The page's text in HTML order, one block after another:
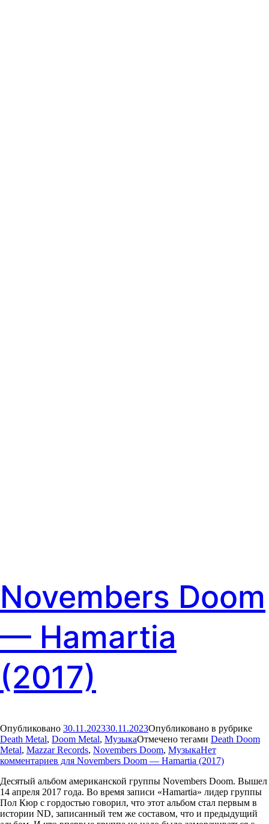
Novembers Doom
— Hamartia
(2017)
Опубликовано 30.11.202330.11.2023Опубликовано в рубрике
Death Metal, Doom Metal, МузыкаОтмечено тегами Death Doom
Metal, Mazzar Records, Novembers Doom, МузыкаНет
комментариев для Novembers Doom — Hamartia (2017)
Десятый альбом американской группы Novembers Doom. Вышел
14 апреля 2017 года. Во время записи «Hamartia» лидер группы
Пол Кюр с гордостью говорил, что этот альбом стал первым в
истории ND, записанный тем же составом, что и предыдущий